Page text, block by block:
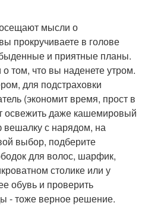
мысли о
прокручиваете в голове
и приятные планы.
том, что вы наденете утром.
для подстраховки
(экономит время, прост в
освежить даже кашемировый
с нарядом, на
выбор, подберите
для волос, шарфик,
столике или у
обувь и проверить
- тоже верное решение.